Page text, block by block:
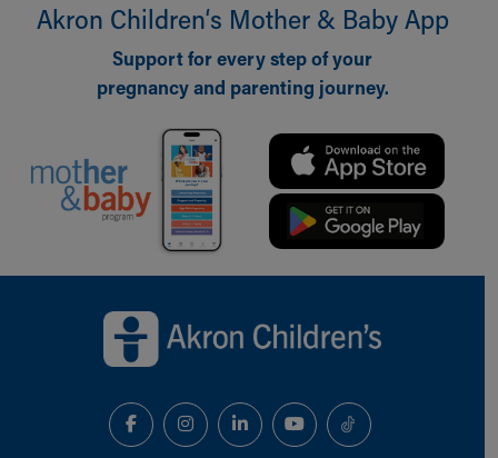
Akron Children‘s Mother & Baby App
Support for every step of your
pregnancy and parenting journey.